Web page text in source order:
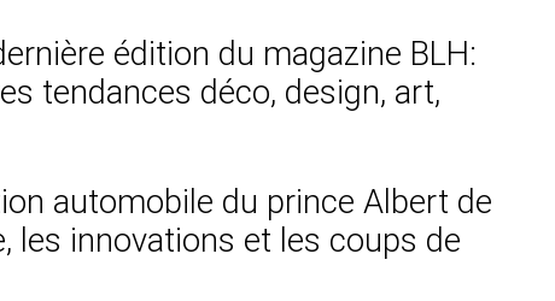
édition du magazine BLH:
tendances déco, design, art,
automobile du prince Albert de
les innovations et les coups de